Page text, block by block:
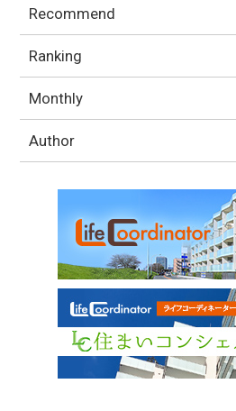
Recommend
Ranking
Monthly
Author